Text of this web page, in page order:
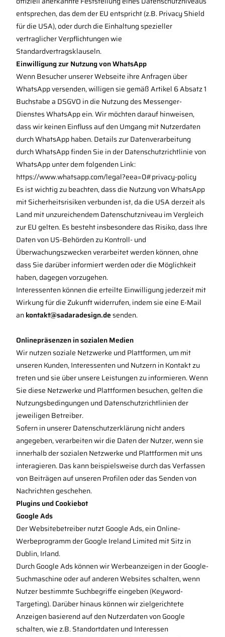
entsprechen, das dem der EU entspricht (z.B. Privacy Shield
für die USA), oder durch die Einhaltung spezieller
vertraglicher Verpflichtungen wie
Standardvertragsklauseln.
Einwilligung zur Nutzung von WhatsApp
Wenn Besucher unserer Webseite ihre Anfragen über
WhatsApp versenden, willigen sie gemäß Artikel 6 Absatz 1
Buchstabe a DSGVO in die Nutzung des Messenger-
Dienstes WhatsApp ein. Wir möchten darauf hinweisen,
dass wir keinen Einfluss auf den Umgang mit Nutzerdaten
durch WhatsApp haben. Details zur Datenverarbeitung
durch WhatsApp finden Sie in der Datenschutzrichtlinie von
WhatsApp unter dem folgenden Link:
https://www.whatsapp.com/legal?eea=0#privacy-policy
Es ist wichtig zu beachten, dass die Nutzung von WhatsApp
mit Sicherheitsrisiken verbunden ist, da die USA derzeit als
Land mit unzureichendem Datenschutzniveau im Vergleich
zur EU gelten. Es besteht insbesondere das Risiko, dass Ihre
Daten von US-Behörden zu Kontroll- und
Überwachungszwecken verarbeitet werden können, ohne
dass Sie darüber informiert werden oder die Möglichkeit
haben, dagegen vorzugehen.
Interessenten können die erteilte Einwilligung jederzeit mit
Wirkung für die Zukunft widerrufen, indem sie eine E-Mail
ankontakt@sadaradesign.desenden.
Onlinepräsenzen in sozialen Medien
Wir nutzen soziale Netzwerke und Plattformen, um mit
unseren Kunden, Interessenten und Nutzern in Kontakt zu
treten und sie über unsere Leistungen zu informieren. Wenn
Sie diese Netzwerke und Plattformen besuchen, gelten die
Nutzungsbedingungen und Datenschutzrichtlinien der
jeweiligen Betreiber.
Sofern in unserer Datenschutzerklärung nicht anders
angegeben, verarbeiten wir die Daten der Nutzer, wenn sie
innerhalb der sozialen Netzwerke und Plattformen mit uns
interagieren. Das kann beispielsweise durch das Verfassen
von Beiträgen auf unseren Profilen oder das Senden von
Nachrichten geschehen.
Plugins und Cookiebot
Google Ads
Der Websitebetreiber nutzt Google Ads, ein Online-
Werbeprogramm der Google Ireland Limited mit Sitz in
Dublin, Irland.
Durch Google Ads können wir Werbeanzeigen in der Google-
Suchmaschine oder auf anderen Websites schalten, wenn
Nutzer bestimmte Suchbegriffe eingeben (Keyword-
Targeting). Darüber hinaus können wir zielgerichtete
Anzeigen basierend auf den Nutzerdaten von Google
schalten, wie z.B. Standortdaten und Interessen